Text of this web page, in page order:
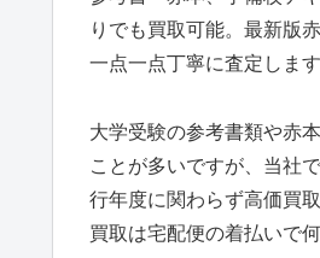
りでも買取可能。最新版
一点一点丁寧に査定しま
大学受験の参考書類や赤
ことが多いですが、当社
行年度に関わらず高価買取
買取は宅配便の着払いで